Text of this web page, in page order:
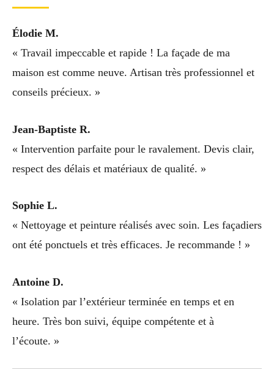
Élodie M.
« Travail impeccable et rapide ! La façade de ma
maison est comme neuve. Artisan très professionnel et
conseils précieux. »
Jean-Baptiste R.
« Intervention parfaite pour le ravalement. Devis clair,
respect des délais et matériaux de qualité. »
Sophie L.
« Nettoyage et peinture réalisés avec soin. Les façadiers
ont été ponctuels et très efficaces. Je recommande ! »
Antoine D.
« Isolation par l’extérieur terminée en temps et en
heure. Très bon suivi, équipe compétente et à
l’écoute. »